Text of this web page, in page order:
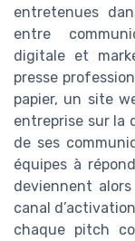
entretenues
entre
digitale et
presse
papier, un site
entreprise sur la
de ses
équipes à
deviennent
canal
chaque pitch